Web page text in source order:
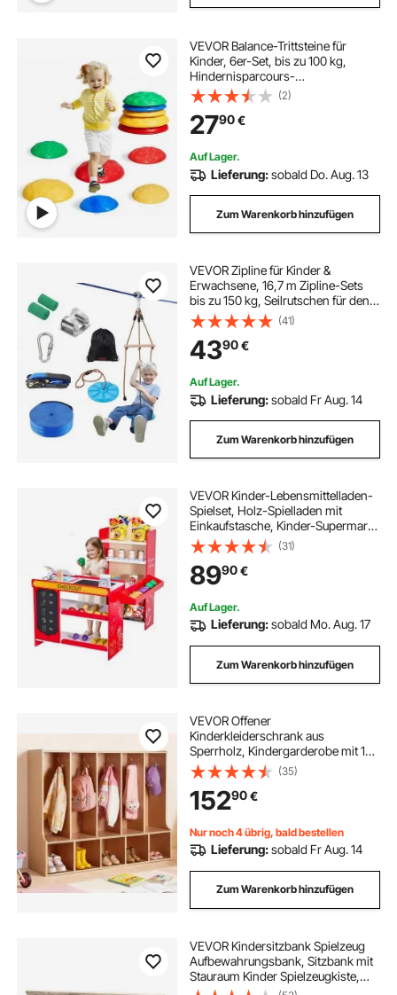
VEVOR Balance-Trittsteine für
Kinder, 6er-Set, bis zu 100 kg,
Hindernisparcours-
Koordinationsspiel-Spielzeug zum
Spielen im Innen- oder
Außenbereich, Stapelsteine,
Balancespiel für Kinder ab 3 Jahren
(2)
2790€
Auf Lager.
Lieferung:sobald Do. Aug. 13
Zum Warenkorb hinzufügen
VEVOR Zipline für Kinder &
Erwachsene, 16,7 m Zipline-Sets
bis zu 150 kg, Seilrutschen für den
Außenbereich im Hinterhof,
Spielplatzunterhaltung mit Zipline,
Nylon-Sicherheitsgurt &
Zubehörsatz
(41)
4390€
Auf Lager.
Lieferung:sobald Fr Aug. 14
Zum Warenkorb hinzufügen
VEVOR Kinder-Lebensmittelladen-
Spielset, Holz-Spielladen mit
Einkaufstasche, Kinder-Supermarkt
mit Förderband, Scanner,
Registrierkasse, Obst und Gemüse,
Geschenk für Kinder ab 3 Jahren
(31)
8990€
Auf Lager.
Lieferung:sobald Mo. Aug. 17
Zum Warenkorb hinzufügen
VEVOR Offener
Kinderkleiderschrank aus
Sperrholz, Kindergarderobe mit 10
Haken & 10 Fächern (5 Groß + 5
Klein), Garderobenregal &
Aufbewahrungsregal für
Kinderzimmer Zuhause
Kindergarten Kita
(35)
15290€
Nur noch 4 übrig, bald bestellen
Lieferung:sobald Fr Aug. 14
Zum Warenkorb hinzufügen
VEVOR Kindersitzbank Spielzeug
Aufbewahrungsbank, Sitzbank mit
Stauraum Kinder Spielzeugkiste,
Spielzeug Aufbewahrung,